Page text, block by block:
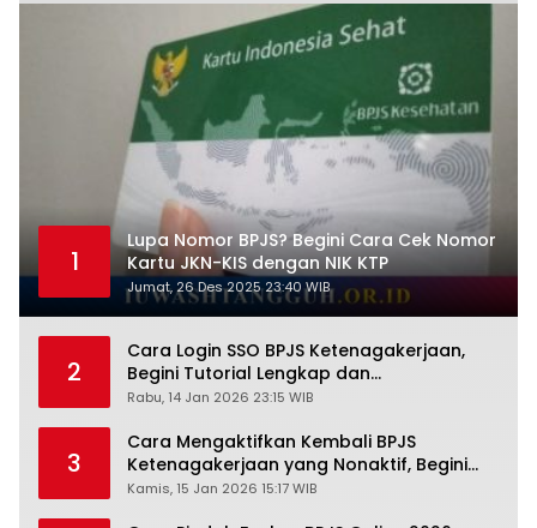
1
Lupa Nomor BPJS? Begini Cara Cek Nomor
Kartu JKN-KIS dengan NIK KTP
Jumat, 26 Des 2025 23:40 WIB
2
Cara Login SSO BPJS Ketenagakerjaan,
Begini Tutorial Lengkap dan
Pengertiannya
Rabu, 14 Jan 2026 23:15 WIB
3
Cara Mengaktifkan Kembali BPJS
Ketenagakerjaan yang Nonaktif, Begini
Panduan Lengkapnya
Kamis, 15 Jan 2026 15:17 WIB